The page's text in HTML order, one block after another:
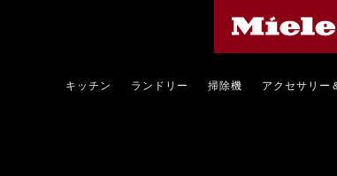
キッチン ランドリー 掃除機 アクセサリー